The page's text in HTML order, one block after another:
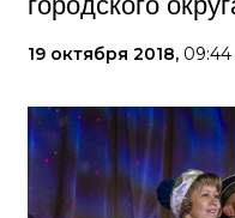
19 октября 2018, 09:44